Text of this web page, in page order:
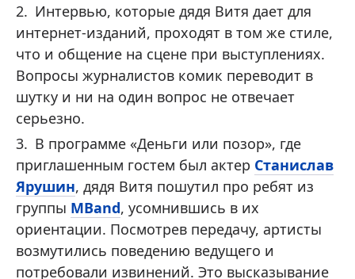
Интервью, которые дядя Витя дает для
интернет-изданий, проходят в том же стиле,
что и общение на сцене при выступлениях.
Вопросы журналистов комик переводит в
шутку и ни на один вопрос не отвечает
серьезно.
В программе «Деньги или позор», где
приглашенным гостем был актер Станислав
Ярушин, дядя Витя пошутил про ребят из
группы MBand, усомнившись в их
ориентации. Посмотрев передачу, артисты
возмутились поведению ведущего и
потребовали извинений. Это высказывание